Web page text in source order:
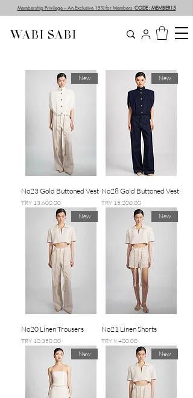
WABI SABI
Membership Privilege – An Exclusive 15% for Members CODE : MEMBER15
New
No28 Gold Buttoned Vest
السعر‏15,200.00 TRY
New
No23 Gold Buttoned Vest
السعر
New
No21 Linen Shorts
السعر‏9,400.00 TRY
New
No20 Linen Trousers
السعر
New
New